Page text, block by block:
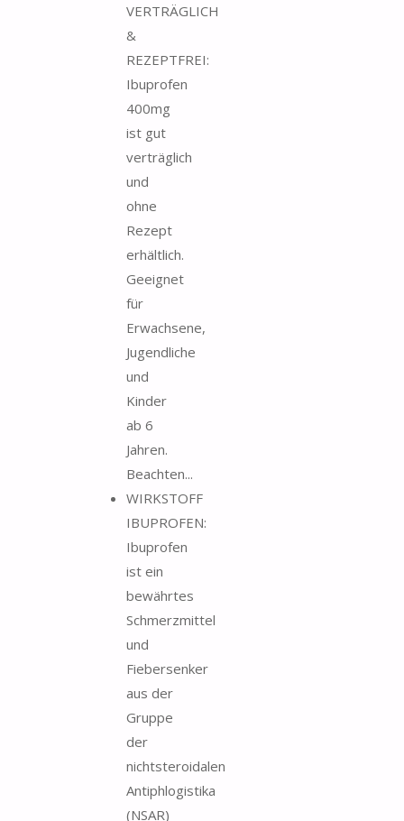
VERTRÄGLICH
&
REZEPTFREI:
Ibuprofen
400mg
ist gut
verträglich
und
ohne
Rezept
erhältlich.
Geeignet
für
Erwachsene,
Jugendliche
und
Kinder
ab 6
Jahren.
Beachten...
WIRKSTOFF
IBUPROFEN:
Ibuprofen
ist ein
bewährtes
Schmerzmittel
und
Fiebersenker
aus der
Gruppe
der
nichtsteroidalen
Antiphlogistika
(NSAR)